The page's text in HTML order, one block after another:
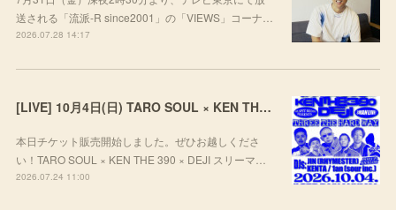
送される「流派-R since2001」の「VIEWS」コーナ…
2026.07.28 14:17
[LIVE] 10月4日(日) TARO SOUL × KEN THE 390 × DEJI スリーマンLIVE "THREE THE HARD WAY” @ ORD. 代官山
本日チケット販売開始しました。ぜひお越しくださ
い！TARO SOUL × KEN THE 390 × DEJI スリーマ…
2026.07.24 11:00